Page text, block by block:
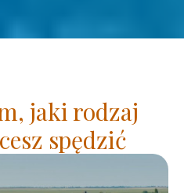
jaki rodzaj
spędzić